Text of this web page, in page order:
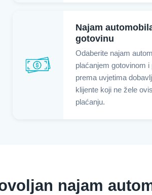
Najam
gotovinu
Odaberite najam
plaćanjem gotovinom
prema uvjetima
klijente koji ne žele
plaćanju.
najam